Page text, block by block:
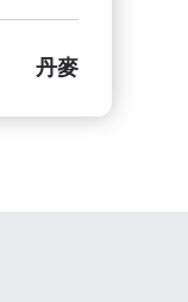
丹麥